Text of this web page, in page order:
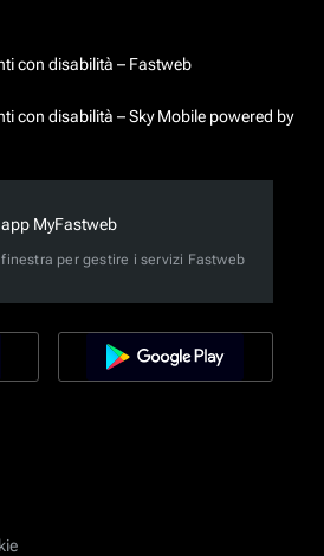
con disabilità – Fastweb
con disabilità – Sky Mobile powered by
MyFastweb
per gestire i servizi Fastweb